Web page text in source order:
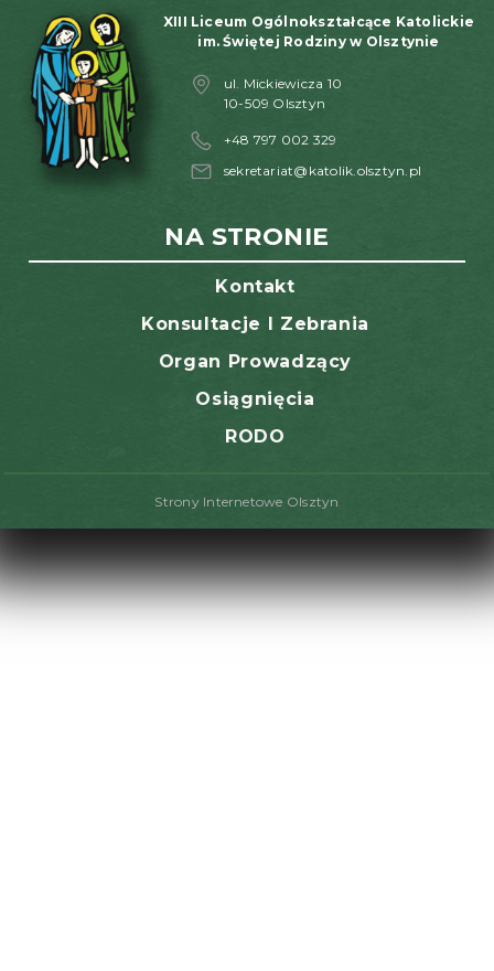
XIII Liceum Ogólnokształcące Katolickie
im. Świętej Rodziny w Olsztynie
ul. Mickiewicza 10
10-509 Olsztyn
+48 797 002 329
sekretariat@katolik.olsztyn.pl
NA STRONIE
Kontakt
Konsultacje I Zebrania
Organ Prowadzący
Osiągnięcia
RODO
Strony Internetowe Olsztyn